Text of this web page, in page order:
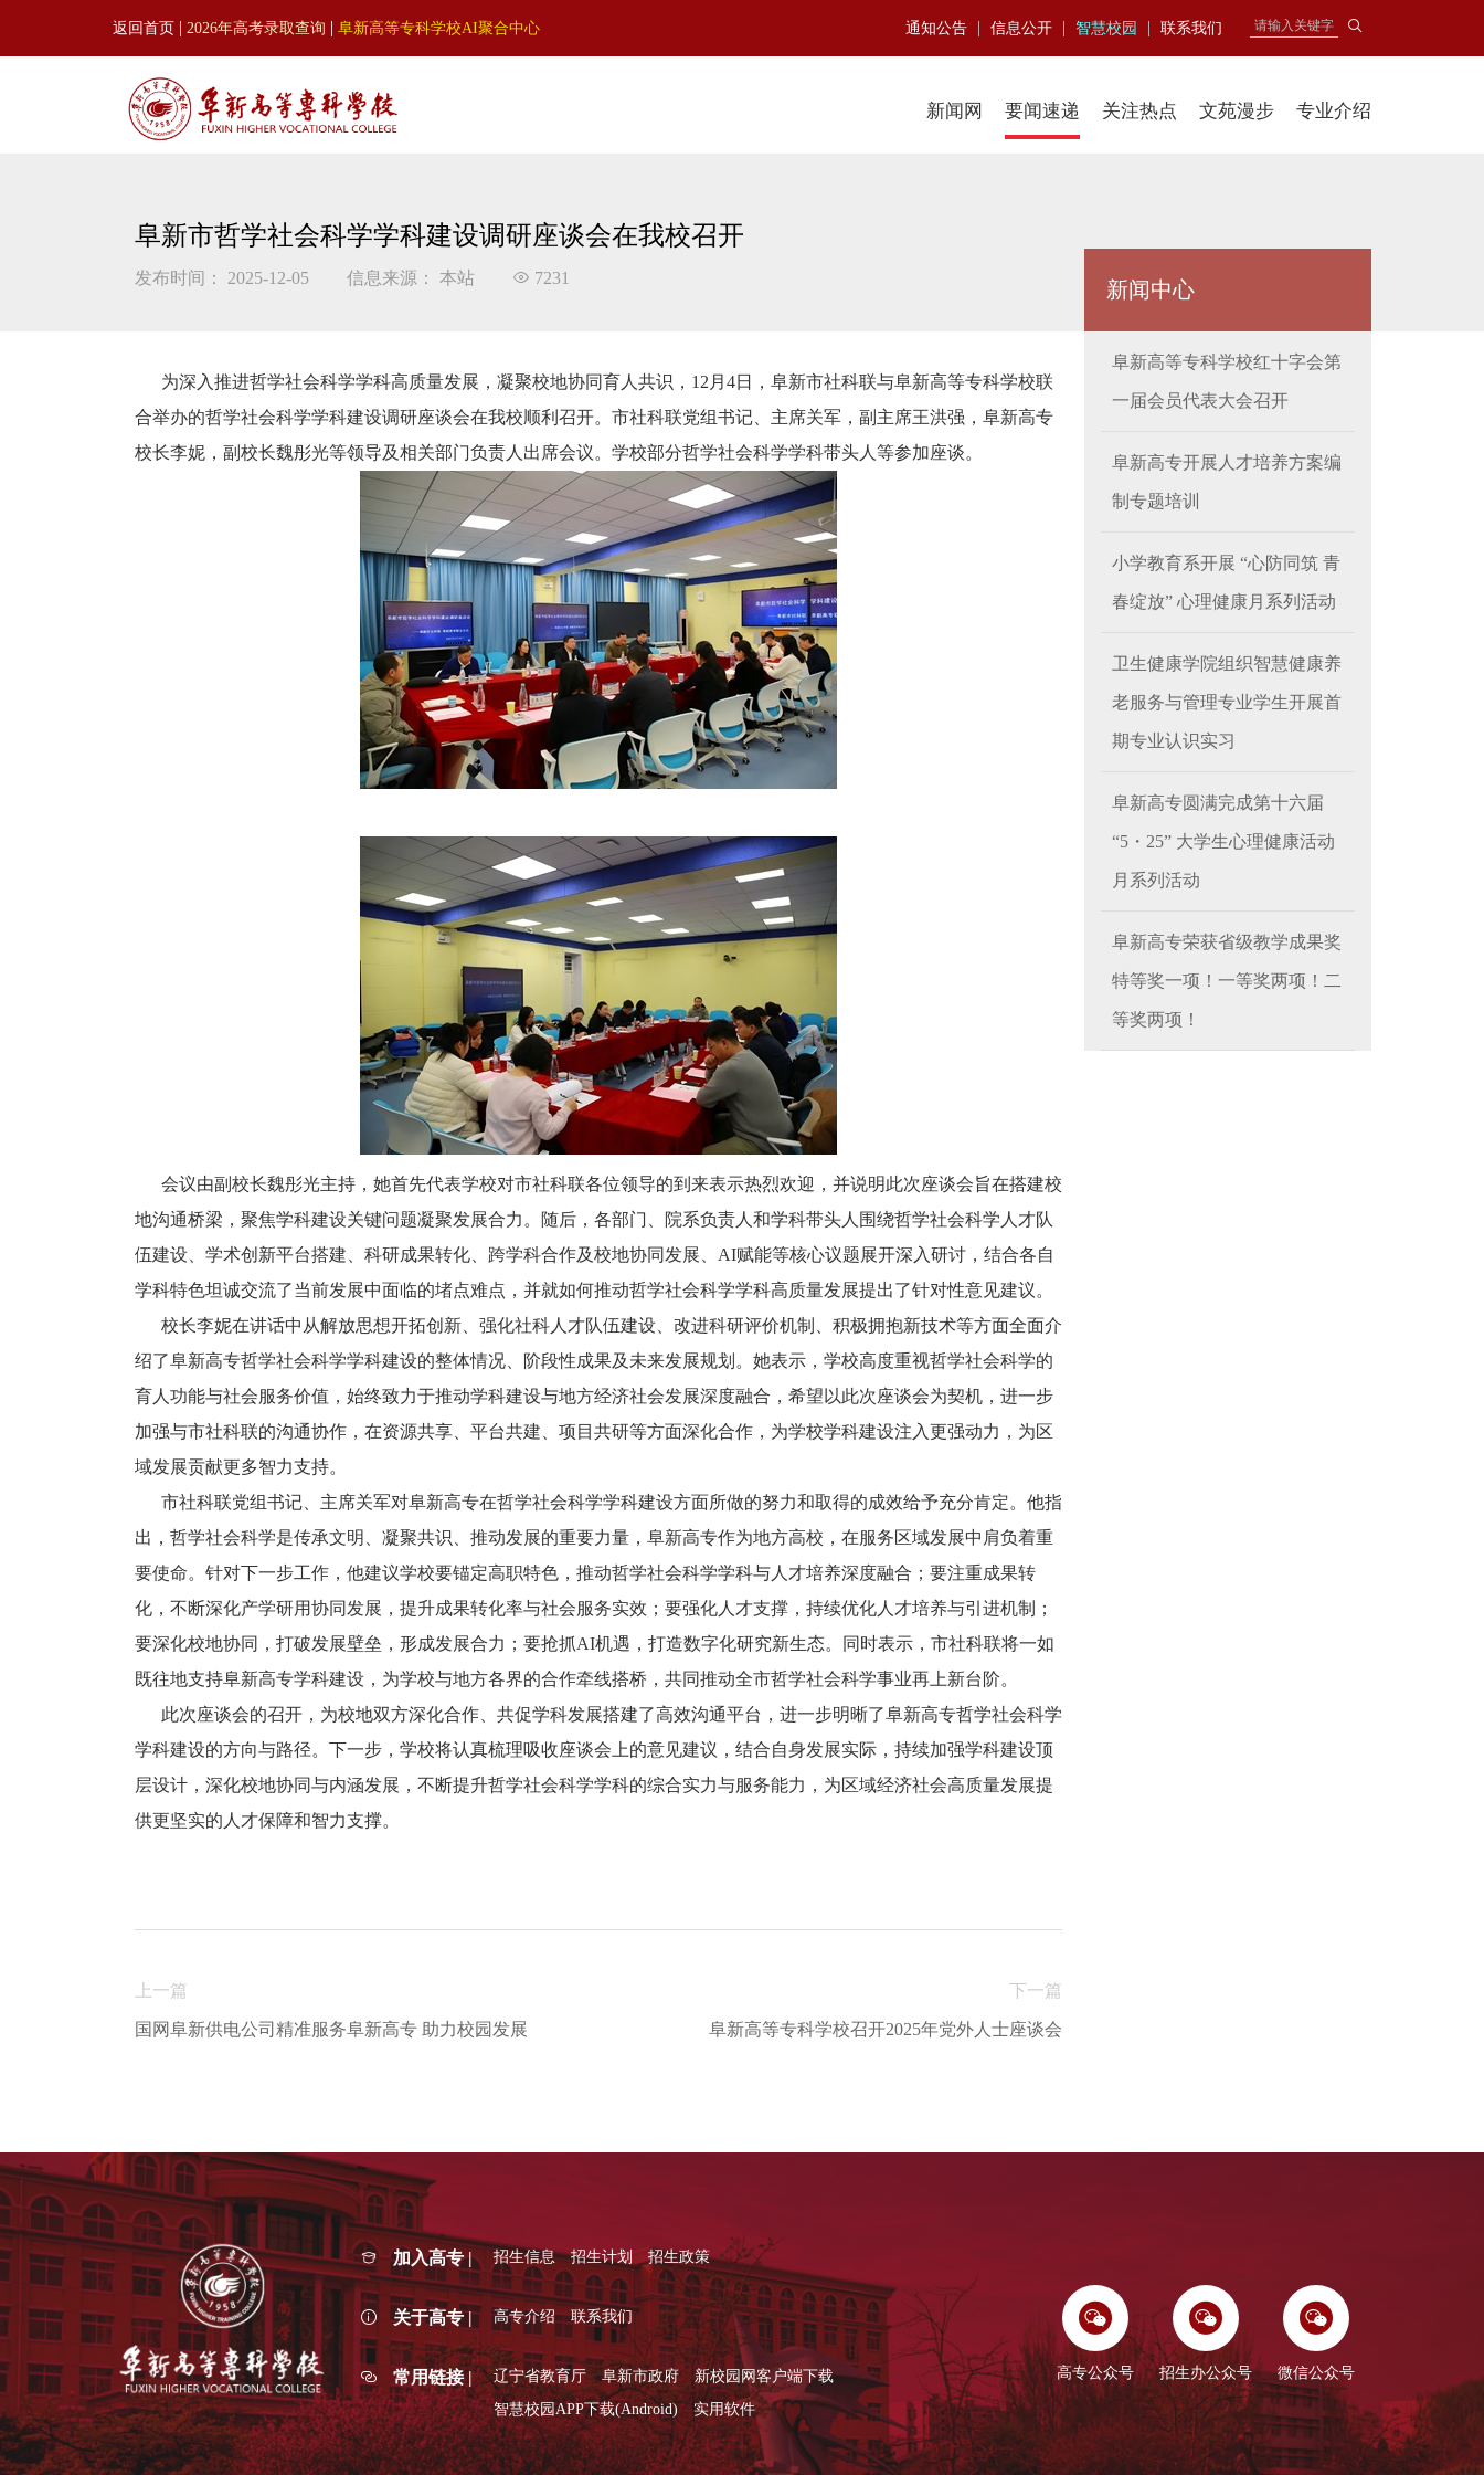
返回首页 | 2026年高考录取查询 | 阜新高等专科学校AI聚合中心 通知公告 | 信息公开 | 智慧校园 | 联系我们
新闻网 要闻速递 关注热点 文苑漫步 专业介绍
阜新市哲学社会科学学科建设调研座谈会在我校召开
发布时间： 2025-12-05 信息来源： 本站 7231
为深入推进哲学社会科学学科高质量发展，凝聚校地协同育人共识，12月4日，阜新市社科联与阜新高等专科学校联
合举办的哲学社会科学学科建设调研座谈会在我校顺利召开。市社科联党组书记、主席关军，副主席王洪强，阜新高专
校长李妮，副校长魏彤光等领导及相关部门负责人出席会议。学校部分哲学社会科学学科带头人等参加座谈。
会议由副校长魏彤光主持，她首先代表学校对市社科联各位领导的到来表示热烈欢迎，并说明此次座谈会旨在搭建校
地沟通桥梁，聚焦学科建设关键问题凝聚发展合力。随后，各部门、院系负责人和学科带头人围绕哲学社会科学人才队
伍建设、学术创新平台搭建、科研成果转化、跨学科合作及校地协同发展、AI赋能等核心议题展开深入研讨，结合各自
学科特色坦诚交流了当前发展中面临的堵点难点，并就如何推动哲学社会科学学科高质量发展提出了针对性意见建议。
校长李妮在讲话中从解放思想开拓创新、强化社科人才队伍建设、改进科研评价机制、积极拥抱新技术等方面全面介
绍了阜新高专哲学社会科学学科建设的整体情况、阶段性成果及未来发展规划。她表示，学校高度重视哲学社会科学的
育人功能与社会服务价值，始终致力于推动学科建设与地方经济社会发展深度融合，希望以此次座谈会为契机，进一步
加强与市社科联的沟通协作，在资源共享、平台共建、项目共研等方面深化合作，为学校学科建设注入更强动力，为区
域发展贡献更多智力支持。
市社科联党组书记、主席关军对阜新高专在哲学社会科学学科建设方面所做的努力和取得的成效给予充分肯定。他指
出，哲学社会科学是传承文明、凝聚共识、推动发展的重要力量，阜新高专作为地方高校，在服务区域发展中肩负着重
要使命。针对下一步工作，他建议学校要锚定高职特色，推动哲学社会科学学科与人才培养深度融合；要注重成果转
化，不断深化产学研用协同发展，提升成果转化率与社会服务实效；要强化人才支撑，持续优化人才培养与引进机制；
要深化校地协同，打破发展壁垒，形成发展合力；要抢抓AI机遇，打造数字化研究新生态。同时表示，市社科联将一如
既往地支持阜新高专学科建设，为学校与地方各界的合作牵线搭桥，共同推动全市哲学社会科学事业再上新台阶。
此次座谈会的召开，为校地双方深化合作、共促学科发展搭建了高效沟通平台，进一步明晰了阜新高专哲学社会科学
学科建设的方向与路径。下一步，学校将认真梳理吸收座谈会上的意见建议，结合自身发展实际，持续加强学科建设顶
层设计，深化校地协同与内涵发展，不断提升哲学社会科学学科的综合实力与服务能力，为区域经济社会高质量发展提
供更坚实的人才保障和智力支撑。
上一篇
国网阜新供电公司精准服务阜新高专 助力校园发展
下一篇
阜新高等专科学校召开2025年党外人士座谈会
新闻中心
阜新高等专科学校红十字会第
一届会员代表大会召开
阜新高专开展人才培养方案编
制专题培训
小学教育系开展 “心防同筑 青
春绽放” 心理健康月系列活动
卫生健康学院组织智慧健康养
老服务与管理专业学生开展首
期专业认识实习
阜新高专圆满完成第十六届
“5・25” 大学生心理健康活动
月系列活动
阜新高专荣获省级教学成果奖
特等奖一项！一等奖两项！二
等奖两项！
加入高专 | 招生信息 招生计划 招生政策
关于高专 | 高专介绍 联系我们
常用链接 | 辽宁省教育厅 阜新市政府
新校园网客户端下载
智慧校园APP下载(Android)
实用软件
高专公众号 招生办公众号 微信公众号